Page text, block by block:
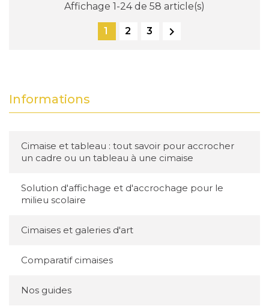
Informations
Cimaise et tableau : tout savoir pour accrocher
un cadre ou un tableau à une cimaise
Solution d'affichage et d'accrochage pour le
milieu scolaire
Cimaises et galeries d'art
Comparatif cimaises
Nos guides
Affichage 1-24 de 58 article(s)
1 2 3 